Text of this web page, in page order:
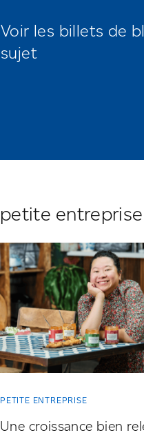
Voir les billets de
sujet
petite entreprise
PETITE ENTREPRISE
Une croissance bien